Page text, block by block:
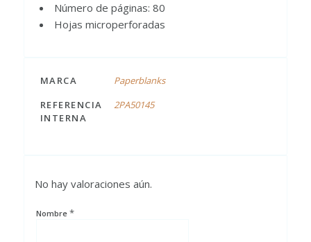
Número de páginas: 80
Hojas microperforadas
MARCA
Paperblanks
REFERENCIA
INTERNA
2PA50145
No hay valoraciones aún.
Nombre *